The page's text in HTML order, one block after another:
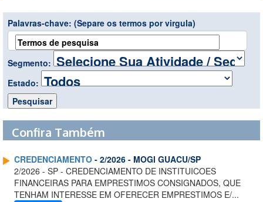
Palavras-chave: (Separe os termos por virgula)
Segmento:
Estado:
Confira Também
CREDENCIAMENTO - 2/2026 - MOGI GUACU/SP
2/2026 - SP - CREDENCIAMENTO DE INSTITUICOES
FINANCEIRAS PARA EMPRESTIMOS CONSIGNADOS, QUE
TENHAM INTERESSE EM OFERECER EMPRESTIMOS E/...